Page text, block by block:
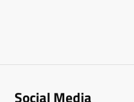
Social Media